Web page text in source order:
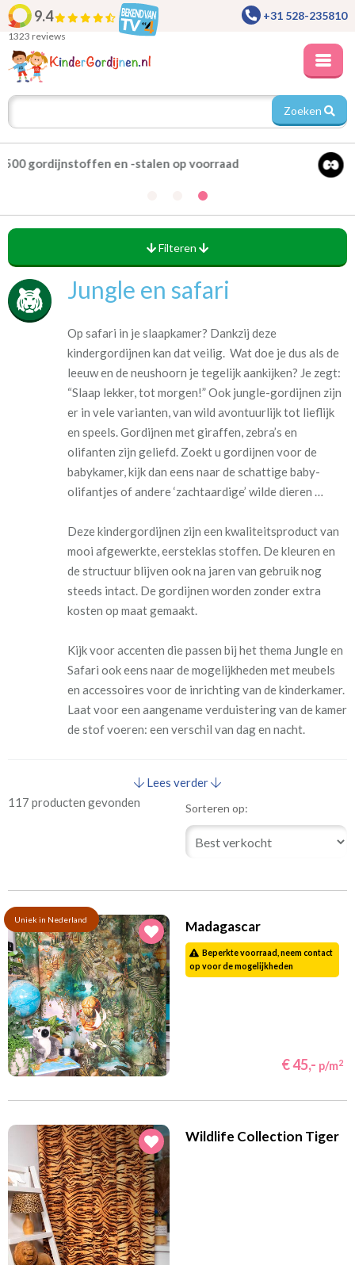
9.4
1323 reviews
+31 528-235810
Zoeken
Alle gordijnen verduisterend leverbaar
Filteren
Jungle en safari
Op safari in je slaapkamer? Dankzij deze
kindergordijnen kan dat veilig. Wat doe je dus als de
leeuw en de neushoorn je tegelijk aankijken? Je zegt:
“Slaap lekker, tot morgen!”Ook jungle-gordijnen zijn
er in vele varianten, van wild avontuurlijk tot lieflijk
en speels. Gordijnen met giraffen, zebra’s en
olifanten zijn geliefd. Zoekt u gordijnen voor de
babykamer, kijk dan eens naar de schattige baby-
olifantjes of andere ‘zachtaardige’ wilde dieren …
Deze kindergordijnen zijn een kwaliteitsproduct van
mooi afgewerkte, eersteklas stoffen. De kleuren en
de structuur blijven ook na jaren van gebruik nog
steeds intact. De gordijnen worden zonder extra
kosten op maat gemaakt.
Kijk voor accenten die passen bij het thema Jungle en
Safari ook eens naar de mogelijkheden met meubels
en accessoires voor de inrichting van de kinderkamer.
Laat voor een aangename verduistering van de kamer
de stof voeren: een verschil van dag en nacht.
Lees verder
117 producten gevonden
Sorteren op:
Uniek in Nederland Madagascar
Beperkte voorraad, neem contact
op voor de mogelijkheden
€ 45,- p/m2
Wildlife Collection Tiger